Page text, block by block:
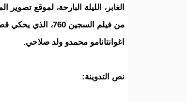
الغابر، الليلة البارحة، لموقع تصوير
من فيلم السجين 760،
اغوانتانامو محمدو ولد صلاحي.
نص التدوينة: